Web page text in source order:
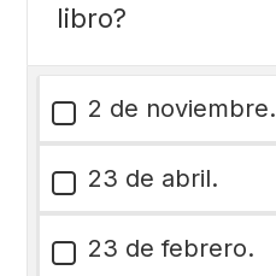
libro?
2 de noviembre.
23 de abril.
23 de febrero.